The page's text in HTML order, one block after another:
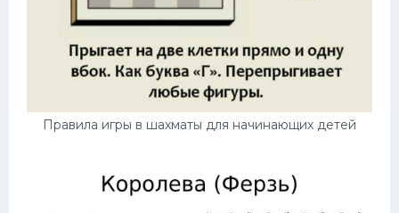
Правила игры в шахматы для начинающих детей